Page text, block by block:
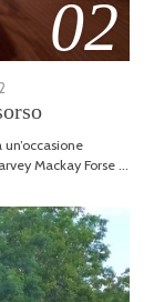
02
GENNAIO
Mackay Forse …